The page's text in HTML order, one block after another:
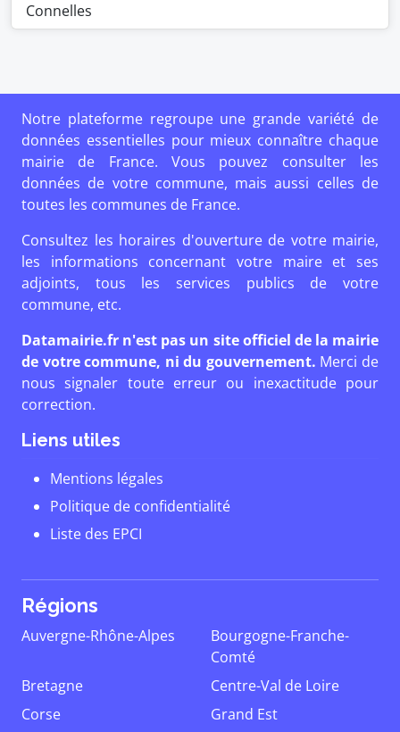
Connelles
Notre plateforme regroupe une grande variété de
données essentielles pour mieux connaître chaque
mairie de France. Vous pouvez consulter les
données de votre commune, mais aussi celles de
toutes les communes de France.
Consultez les horaires d'ouverture de votre mairie,
les informations concernant votre maire et ses
adjoints, tous les services publics de votre
commune, etc.
Datamairie.fr n'est pas un site officiel de la mairie
de votre commune, ni du gouvernement. Merci de
nous signaler toute erreur ou inexactitude pour
correction.
Liens utiles
Mentions légales
Politique de confidentialité
Liste des EPCI
Régions
Auvergne-Rhône-Alpes
Bourgogne-Franche-
Comté
Bretagne
Centre-Val de Loire
Corse
Grand Est